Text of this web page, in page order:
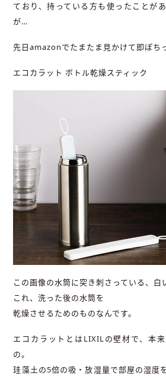
ており、持っている方も使ったことが
が…
先日amazonでたまたま見かけて即ぽち
エコカラット ボトル乾燥スティック
この画像の水筒に突き刺さっている、白
これ、洗った後の水筒を
乾燥させるためのものなんです。
エコカラットとはLIXILの壁材で、本
の。
珪藻土の5倍の吸・放湿量で部屋の湿度